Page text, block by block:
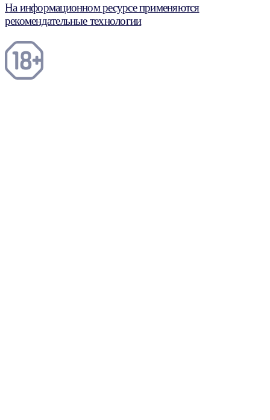
На информационном ресурсе применяются
рекомендательные технологии